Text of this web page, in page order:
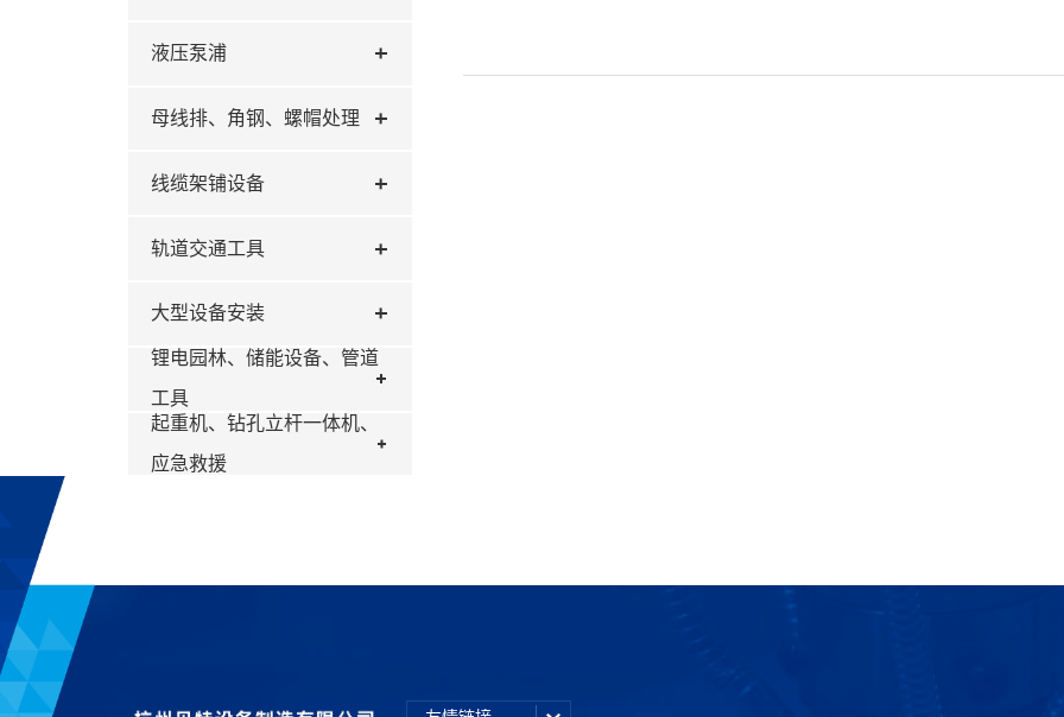
液压泵浦
母线排、角钢、螺帽处理
线缆架铺设备
轨道交通工具
大型设备安装
锂电园林、储能设备、管道
工具
起重机、钻孔立杆一体机、
应急救援